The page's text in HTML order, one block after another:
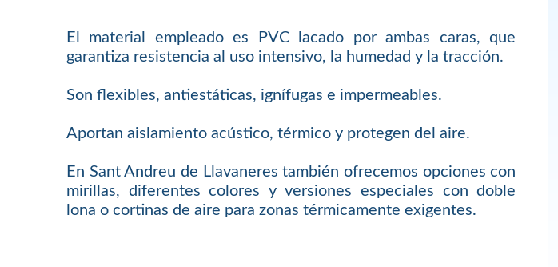
El material empleado es PVC lacado por ambas caras, que
garantiza resistencia al uso intensivo, la humedad y la tracción.
Son flexibles, antiestáticas, ignífugas e impermeables.
Aportan aislamiento acústico, térmico y protegen del aire.
En Sant Andreu de Llavaneres también ofrecemos opciones con
mirillas, diferentes colores y versiones especiales con doble
lona o cortinas de aire para zonas térmicamente exigentes.